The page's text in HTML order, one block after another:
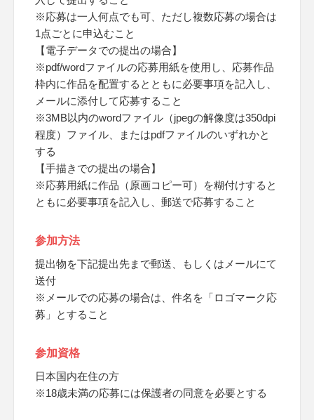
※応募は一人何点でも可、ただし複数応募の場合は
1点ごとに申込むこと
【電子データでの提出の場合】
※pdf/wordファイルの応募用紙を使用し、応募作品
枠内に作品を配置するとともに必要事項を記入し、
メールに添付して応募すること
※3MB以内のwordファイル（jpegの解像度は350dpi
程度）ファイル、またはpdfファイルのいずれかと
する
【手描きでの提出の場合】
※応募用紙に作品（原画コピー可）を糊付けすると
ともに必要事項を記入し、郵送で応募すること
参加方法
提出物を下記提出先まで郵送、もしくはメールにて
送付
※メールでの応募の場合は、件名を「ロゴマーク応
募」とすること
参加資格
日本国内在住の方
※18歳未満の応募には保護者の同意を必要とする